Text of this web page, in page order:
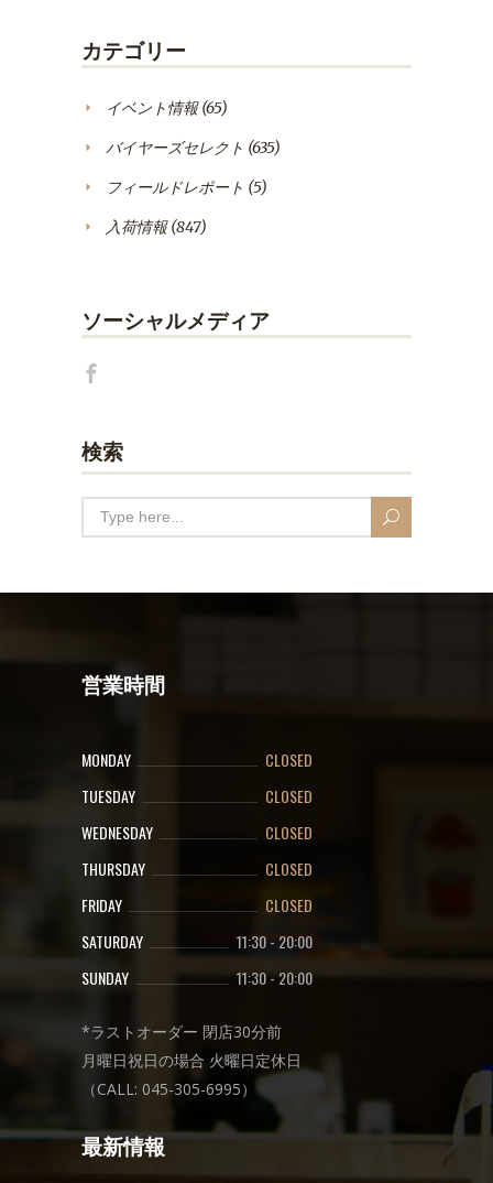
カテゴリー
イベント情報(65)
バイヤーズセレクト (635)
フィールドレポート (5)
入荷情報(847)
ソーシャルメディア
検索
営業時間
MONDAY
CLOSED
TUESDAY
CLOSED
WEDNESDAY
CLOSED
THURSDAY
CLOSED
FRIDAY
CLOSED
SATURDAY
11:30- 20:00
SUNDAY
11:30-20:00
*ラストオーダー 閉店30分前
月曜日祝日の場合 火曜日定休日
（CALL: 045-305-6995）
最新情報